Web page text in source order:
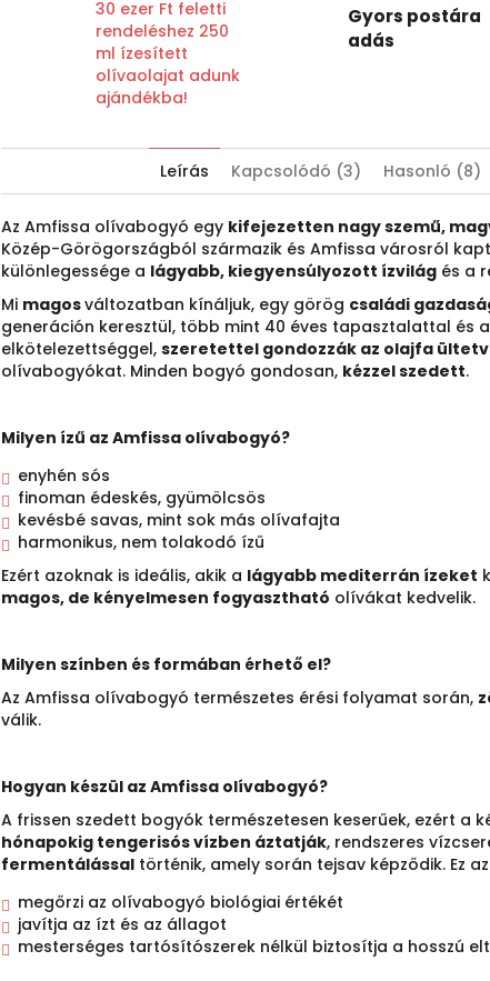
30 ezer Ft feletti
rendeléshez 250
ml ízesített
olívaolajat adunk
ajándékba!
Gyors postára
adás
Leírás Kapcsolódó (3) Hasonló (8)
Az Amfissa olívabogyó egy kifejezetten nagy szemű,
Közép-Görögországból származik és Amfissa városról
különlegessége a lágyabb, kiegyensúlyozott ízvilág és a
Mi magosváltozatban kínáljuk, egy görög családi
generáción keresztül, több mint 40 éves tapasztalattal és
elkötelezettséggel, szeretettel gondozzák az olajfa
olívabogyókat. Minden bogyó gondosan, kézzel szedett.
Milyen ízű az Amfissa olívabogyó?
enyhén sós
finoman édeskés, gyümölcsös
kevésbé savas, mint sok más olívafajta
harmonikus, nem tolakodó ízű
Ezért azoknak is ideális, akik a lágyabb mediterrán ízeket
magos, de kényelmesen fogyasztható olívákat kedvelik.
Milyen színben és formában érhető el?
Az Amfissa olívabogyó természetes érési folyamat során,
válik.
Hogyan készül az Amfissa olívabogyó?
A frissen szedett bogyók természetesen keserűek, ezért a
hónapokig tengerisós vízben áztatják, rendszeres
fermentálással történik, amely során tejsav képződik. Ez
megőrzi az olívabogyó biológiai értékét
javítja az ízt és az állagot
mesterséges tartósítószerek nélkül biztosítja a hosszú